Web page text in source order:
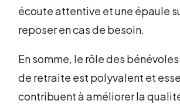
écoute attentive et une épaule
reposer en cas de besoin.
En somme, le rôle des
de retraite est polyvalent et
contribuent à améliorer la